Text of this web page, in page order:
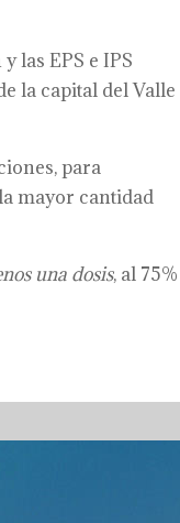
las EPS e IPS
la capital del Valle
para
mayor cantidad
una dosis, al 75%